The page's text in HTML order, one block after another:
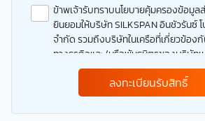
ข้าพเจ้ารับทราบนโยบายคุ้มครองข้อมูล
ยินยอมให้บริษัท SILKSPAN อินชัวรันซ์
จำกัด รวมถึงบริษัทในเครือที่เกี่ยวข้อง
ทางธุรกิจและ/หรือพันธมิตรของบริษัทเ
เก็บ ใช้ และ/หรือ เปิดเผยข้อมูลส่วนบุคค
บุคคลที่มีความอ่อนไหวของข้าพเจ้า เพื่อ
การดำเนินการติดต่อและนำเสนอข้อมูลส
ผลิตภัณฑ์ การจัดทำรายการส่งเสริมกา
ลงทะเบียนรับสิทธิ์